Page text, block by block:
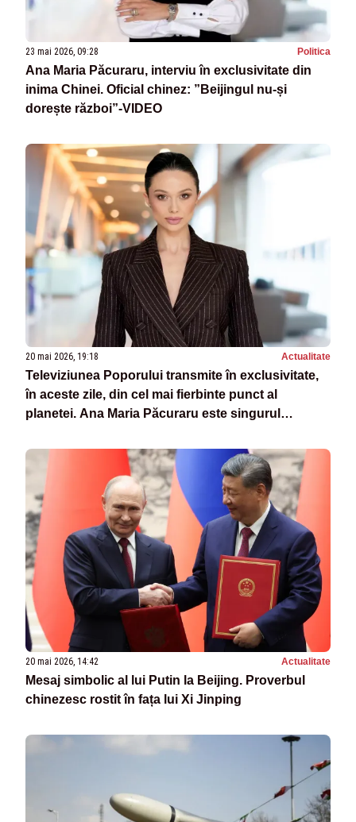
23 mai 2026, 09:28 Politica
Ana Maria Păcuraru, interviu în exclusivitate din
inima Chinei. Oficial chinez: ”Beijingul nu-și
dorește război”-VIDEO
20 mai 2026, 19:18 Actualitate
Televiziunea Poporului transmite în exclusivitate,
în aceste zile, din cel mai fierbinte punct al
planetei. Ana Maria Păcuraru este singurul
20 mai 2026, 14:42 Actualitate
Mesaj simbolic al lui Putin la Beijing. Proverbul
chinezesc rostit în fața lui Xi Jinping